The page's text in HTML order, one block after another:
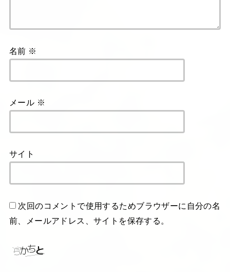
名前 ※
メール ※
サイト
次回のコメントで使用するためブラウザーに自分の名
前、メールアドレス、サイトを保存する。